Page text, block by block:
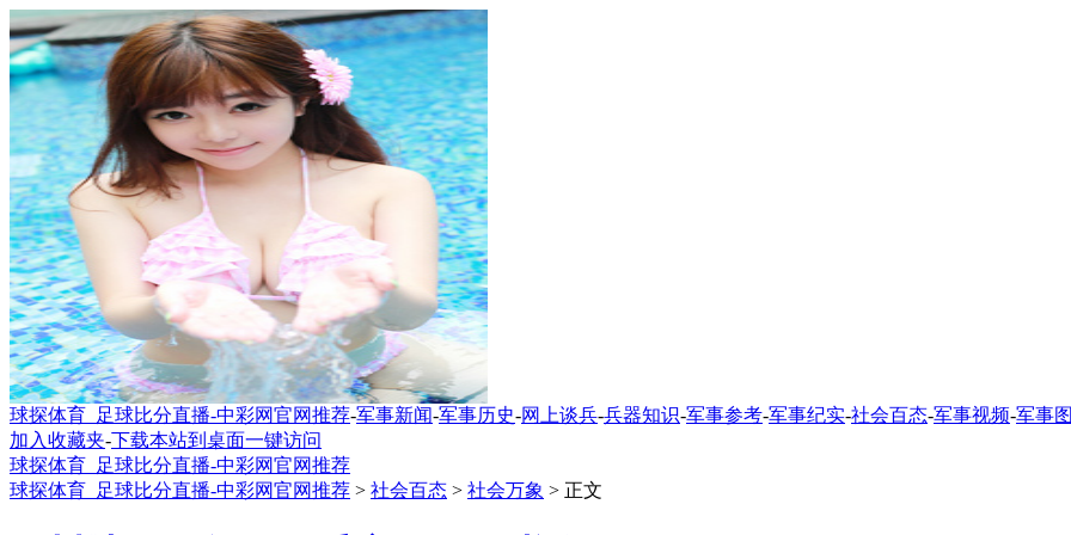
球探体育_足球比分直播-中彩网官网推荐-军事新闻-军事历史-网上谈兵-兵器知识-军事参考-军事纪实-社会百态-军事视频-军事
加入收藏夹-下载本站到桌面一键访问
球探体育_足球比分直播-中彩网官网推荐
球探体育_足球比分直播-中彩网官网推荐 > 社会百态 > 社会万象 > 正文